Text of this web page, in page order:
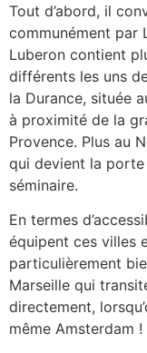
Tout d’abord, il
communément par
Luberon contient
différents les uns
la Durance, située
à proximité de la
Provence. Plus au
qui devient la porte
séminaire.
En termes
équipent ces villes
particulièrement
Marseille qui
directement,
même Amsterdam !